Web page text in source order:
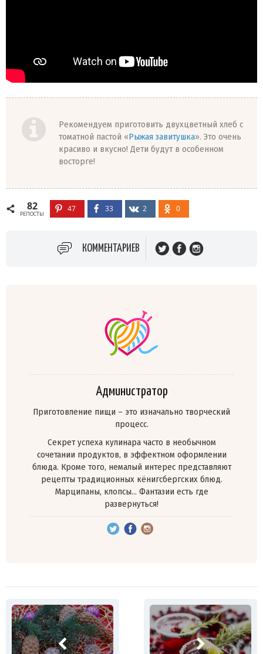
Рекомендуем приготовить двухцветный хлеб с
томатной пастой «Рыжая завитушка». Это очень
красиво и вкусно! Дети будут в особенном
восторге!
82
РЕПОСТЫ
47 33 2 0
КОММЕНТАРИЕВ
Администратор
Приготовление пищи – это изначально творческий
процесс.
Секрет успеха кулинара часто в необычном
сочетании продуктов, в эффектном оформлении
блюда. Кроме того, немалый интерес представляют
рецепты традиционных кёнигсбергских блюд.
Марципаны, клопсы… Фантазии есть где
развернуться!